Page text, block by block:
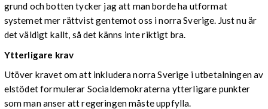
grund och botten tycker jag att man borde ha utformat
systemet mer rättvist gentemot oss i norra Sverige. Just nu är
det väldigt kallt, så det känns inte riktigt bra.
Ytterligare krav
Utöver kravet om att inkludera norra Sverige i utbetalningen av
elstödet formulerar Socialdemokraterna ytterligare punkter
som man anser att regeringen måste uppfylla.